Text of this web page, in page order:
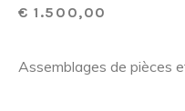
€ 1.500,00
Assemblages de pièces